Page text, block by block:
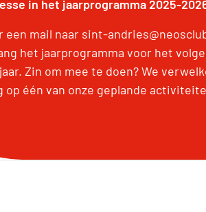
in het jaarprogramma 2025-
een mail naar sint-
het jaarprogramma voor het
Zin om mee te doen? We
op één van onze geplande